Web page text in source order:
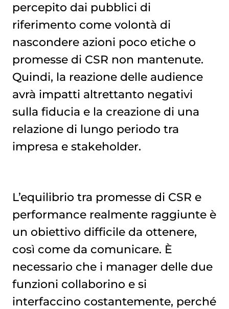
percepito dai pubblici di
riferimento come volontà di
nascondere azioni poco etiche o
promesse di CSR non mantenute.
Quindi, la reazione delle audience
avrà impatti altrettanto negativi
sulla fiducia e la creazione di una
relazione di lungo periodo tra
impresa e stakeholder.
L’equilibrio tra promesse di CSR e
performance realmente raggiunte è
un obiettivo difficile da ottenere,
così come da comunicare. È
necessario che i manager delle due
funzioni collaborino e si
interfaccino costantemente, perché